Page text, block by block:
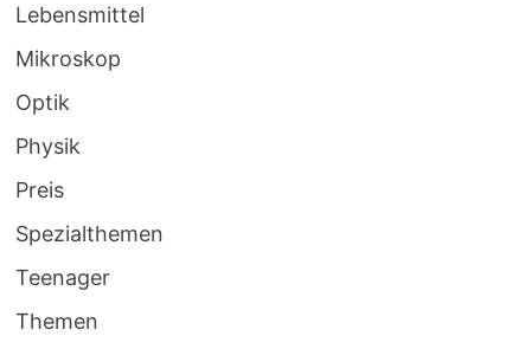
Lebensmittel
Mikroskop
Optik
Physik
Preis
Spezialthemen
Teenager
Themen